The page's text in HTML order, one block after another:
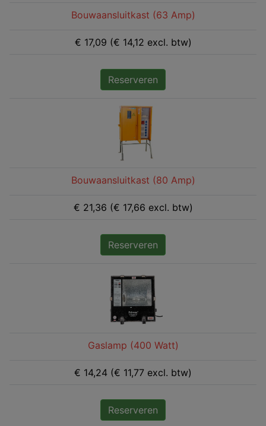
Bouwaansluitkast (63 Amp)
€ 17,09 (€ 14,12 excl. btw)
Reserveren
Bouwaansluitkast (80 Amp)
€ 21,36 (€ 17,66 excl. btw)
Reserveren
Gaslamp (400 Watt)
€ 14,24 (€ 11,77 excl. btw)
Reserveren